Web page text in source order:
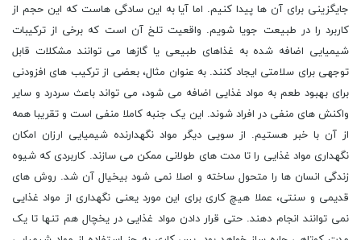
جایگزینی برای آن ها پیدا کنیم. اما آیا به این سادگی هاست که این حجم از
کاربرد را در طبیعت جویا شویم. واقعیت تلخ آن است که برخی از ترکیبات
شیمیایی اضافه شده به غذاهای طبیعی یا گازها می توانند مشکلات قابل
توجهی برای سلامتی ایجاد کنند. به عنوان مثال، بعضی از ترکیب های افزودنی
برای بهبود طعم به مواد غذایی اضافه می شود، می تواند باعث سردرد و سایر
واکنش های منفی در افراد شوند. این یک جنبه کاملا منفی است و تقریبا همه
از آن با خبر هستیم. از سویی دیگر مواد نگهدارنده شیمیایی ارزان امکان
نگهداری مواد غذایی را تا مدت های طولانی ممکن می سازند. کاربردی که شیوه
زندگی انسان ها را متحول ساخته و اصلا نمی شود بیخیال آن شد. روش های
قدیمی و سنتی، عملا هیچ کاری برای این مورد یعنی نگهداری از مواد غذایی
نمی توانند انجام دهند. حتی قرار دادن مواد غذایی در یخچال هم تنها تا یک